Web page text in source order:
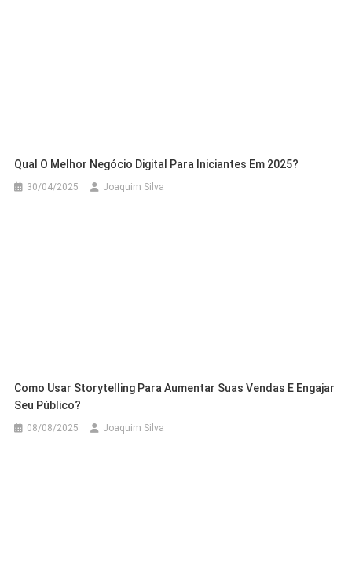
Qual O Melhor Negócio Digital Para Iniciantes Em 2025?
30/04/2025 Joaquim Silva
Como Usar Storytelling Para Aumentar Suas Vendas E Engajar
Seu Público?
08/08/2025 Joaquim Silva